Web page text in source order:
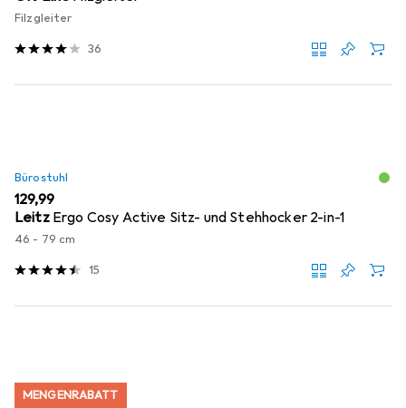
Filzgleiter
36
Bürostuhl
EUR
129,99
Leitz Ergo Cosy Active Sitz- und Stehhocker 2-in-1
46 - 79 cm
15
MENGENRABATT